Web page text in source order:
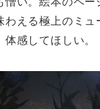
わえる極上のミュ
感してほしい。